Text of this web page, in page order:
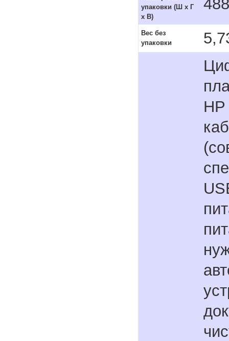
упаковки (Ш x Г
x В)
Вес без
упаковки